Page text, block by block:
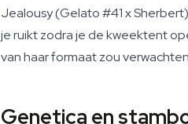
Jealousy (Gelato #41 x
je ruikt zodra je de kweektent
van haar formaat zou
Genetica en